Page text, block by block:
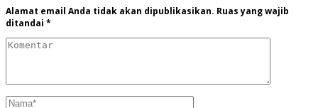
Alamat email Anda tidak akan dipublikasikan. Ruas yang wajib
ditandai *